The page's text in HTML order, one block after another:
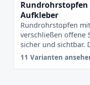
Aufkleber
Rundrohrstopfen
verschließen offene
sicher und sichtbar.
11 Varianten